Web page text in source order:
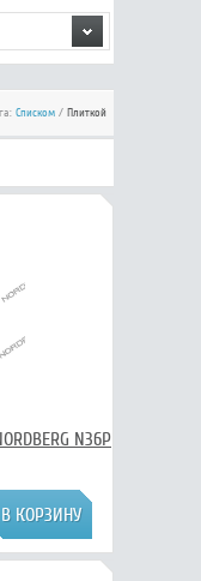
Списком/ Плиткой
N36P